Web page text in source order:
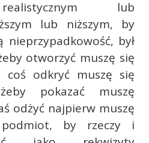
lub
lub niższym, by
nieprzypadkowość, był
otworzyć muszę się
coś odkryć muszę się
pokazać muszę
odżyć najpierw muszę
by rzeczy i